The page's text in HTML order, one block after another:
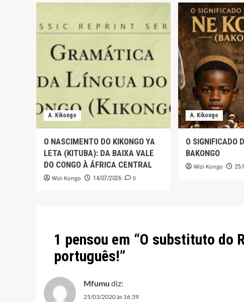
A. Kikongo
O NASCIMENTO DO KIKONGO YA
LETA (KITUBA): DA BAIXA VALE
DO CONGO À ÁFRICA CENTRAL
Wizi-Kongo 14/07/2026 0
A. Kikongo
O SIGNIFICADO
BAKONGO
Wizi-Kongo
1 pensou em “O substituto do
português!”
Mfumu diz:
25/03/2020 às 16:39